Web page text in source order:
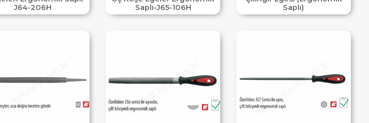
J64-206H
Saplı-J65-106H
Saplı)